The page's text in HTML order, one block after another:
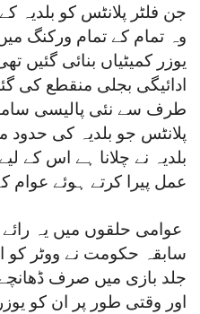
جن فلٹر پلانٹس کو بلدیہ کے
وہ تمام کے تمام ورکنگ
یوزر کمیٹیاں بنائی گئیں
ادائیگی بجلی منقطع
طرف سے نئی پالیسی
پلانٹس جو بلدیہ کی حدود
بلدیہ نے چلانا ہے اس کے
عمل پیرا کرتے ہوئے عوام
عوامی حلقوں میں یہ
سابقہ حکومت نے ووٹر کو
جلد بازی میں صرف
اور وقتی طور پر ان کو